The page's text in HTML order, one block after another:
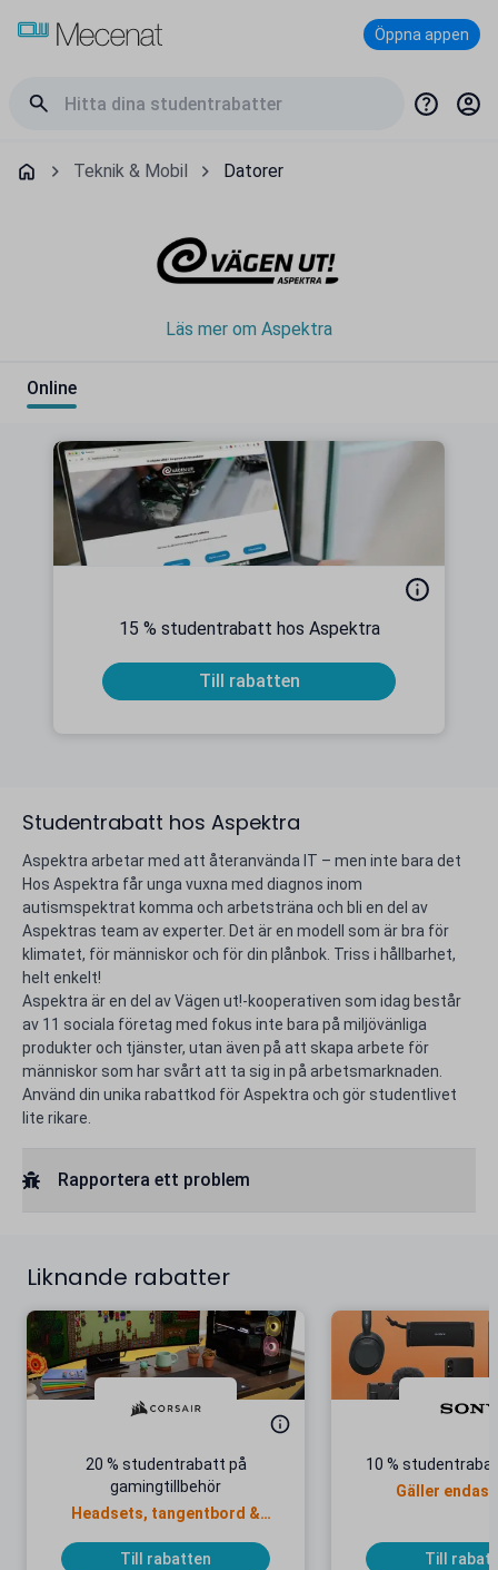
Öppna appen
Teknik & Mobil Datorer
Läs mer om Aspektra
Online
15 % studentrabatt hos Aspektra
Till rabatten
Studentrabatt hos Aspektra
Aspektra arbetar med att återanvända IT – men inte bara det
Hos Aspektra får unga vuxna med diagnos inom
autismspektrat komma och arbetsträna och bli en del av
Aspektras team av experter. Det är en modell som är bra för
klimatet, för människor och för din plånbok. Triss i hållbarhet,
helt enkelt!
Aspektra är en del av Vägen ut!-kooperativen som idag består
av 11 sociala företag med fokus inte bara på miljövänliga
produkter och tjänster, utan även på att skapa arbete för
människor som har svårt att ta sig in på arbetsmarknaden.
Använd din unika rabattkod för Aspektra och gör studentlivet
lite rikare.
Rapportera ett problem
Liknande rabatter
20 % studentrabatt på
gamingtillbehör
Headsets, tangentbord &
Till rabatten
10 %
Gäller
Till